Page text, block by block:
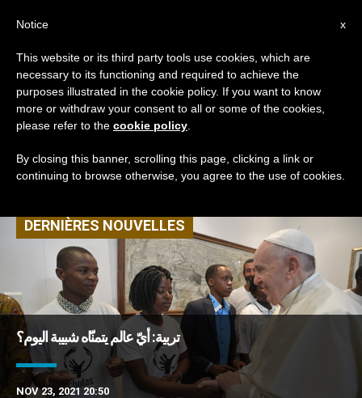
TAG
Posts Tagged
‘مؤسسة تربوية’
DERNIÈRES NOUVELLES
تربية: أيّ عالم يتمنّاه شبيبة اليوم؟
NOV 23, 2021 20:50
x
Notice
This website or its third party tools use cookies, which are
necessary to its functioning and required to achieve the
purposes illustrated in the cookie policy. If you want to know
more or withdraw your consent to all or some of the cookies,
please refer to the cookie policy
By closing this banner, scrolling this page, clicking a link or
continuing to browse otherwise, you agree to the use of cookies.